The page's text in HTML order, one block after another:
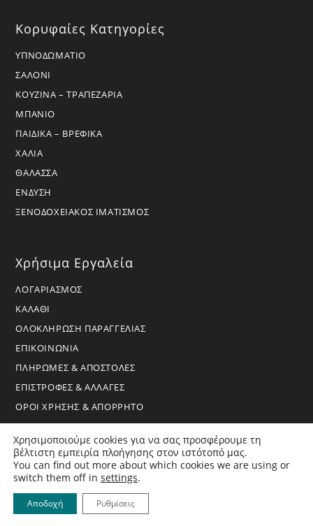
Κορυφαίες Κατηγορίες
ΥΠΝΟΔΩΜΑΤΙΟ
ΣΑΛΟΝΙ
ΚΟΥΖΙΝΑ – ΤΡΑΠΕΖΑΡΙΑ
ΜΠΑΝΙΟ
ΠΑΙΔΙΚΑ – ΒΡΕΦΙΚΑ
ΧΑΛΙΑ
ΘΑΛΑΣΣΑ
ΕΝΔΥΣΗ
ΞΕΝΟΔΟΧΕΙΑΚΟΣ ΙΜΑΤΙΣΜΟΣ
Χρήσιμα Εργαλεία
ΛΟΓΑΡΙΑΣΜΟΣ
ΚΑΛΑΘΙ
ΟΛΟΚΛΗΡΩΣΗ ΠΑΡΑΓΓΕΛΙΑΣ
ΕΠΙΚΟΙΝΩΝΙΑ
ΠΛΗΡΩΜΕΣ & ΑΠΟΣΤΟΛΕΣ
ΕΠΙΣΤΡΟΦΕΣ & ΑΛΛΑΓΕΣ
ΟΡΟΙ ΧΡΗΣΗΣ & ΑΠΟΡΡΗΤΟ
Copyright 2026 - BoraHome - All Rights Reserved
Χρησιμοποιούμε cookies για να σας προσφέρουμε τη
βέλτιστη εμπειρία πλοήγησης στον ιστότοπό μας.
You can find out more about which cookies we are using or
switch them off in settings.
Αποδοχή Ρυθμίσεις